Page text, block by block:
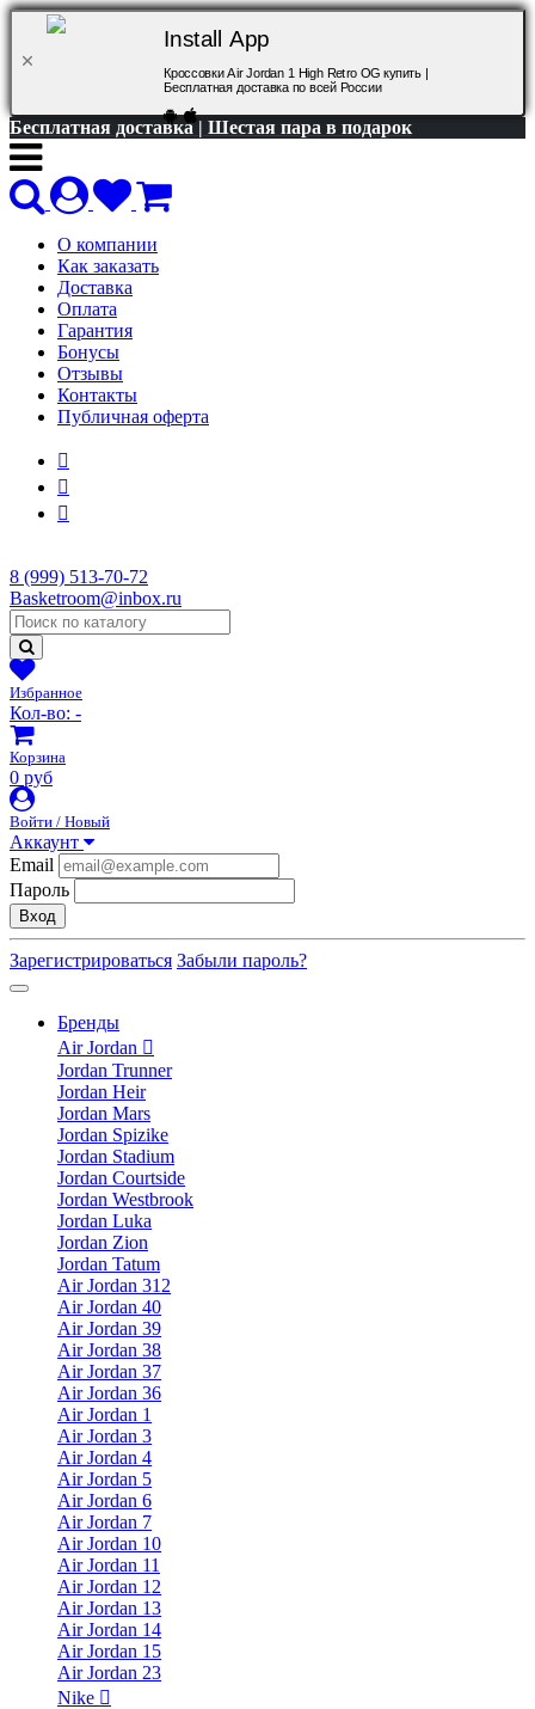
Install App
Кроссовки Air Jordan 1 High Retro OG купить |
Бесплатная доставка по всей России
Бесплатная доставка | Шестая пара в подарок
О компании
Как заказать
Доставка
Оплата
Гарантия
Бонусы
Отзывы
Контакты
Публичная оферта
8 (999) 513-70-72
Basketroom@inbox.ru
Избранное
Кол-во: -
Корзина
0 руб
Войти / Новый
Аккаунт
Email
Пароль
Вход
Зарегистрироваться Забыли пароль?
Бренды
Air Jordan
Jordan Trunner
Jordan Heir
Jordan Mars
Jordan Spizike
Jordan Stadium
Jordan Courtside
Jordan Westbrook
Jordan Luka
Jordan Zion
Jordan Tatum
Air Jordan 312
Air Jordan 40
Air Jordan 39
Air Jordan 38
Air Jordan 37
Air Jordan 36
Air Jordan 1
Air Jordan 3
Air Jordan 4
Air Jordan 5
Air Jordan 6
Air Jordan 7
Air Jordan 10
Air Jordan 11
Air Jordan 12
Air Jordan 13
Air Jordan 14
Air Jordan 15
Air Jordan 23
Nike